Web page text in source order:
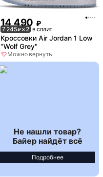
14 490 ₽
7 245₽× 2 в сплит
Кроссовки Air Jordan 1 Low
"Wolf Grey"
Можно вернуть
Не нашли товар?
Байер найдёт всё
Подробнее